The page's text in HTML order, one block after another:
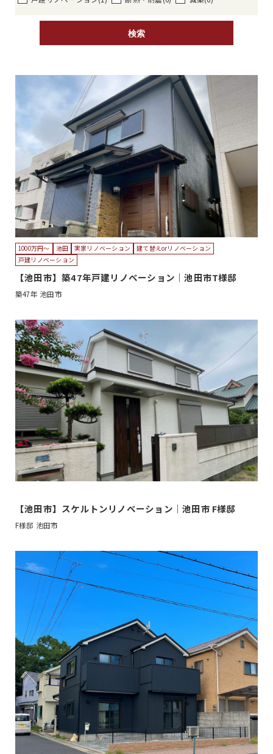
検索
1000万円〜 池田 実家リノベーション
建て替えorリノベーション
戸建リノベーション
【池田市】築47年戸建リノベーション｜池田市T様邸
築47年 池田市
【池田市】スケルトンリノベーション｜池田市 F様邸
F様邸 池田市